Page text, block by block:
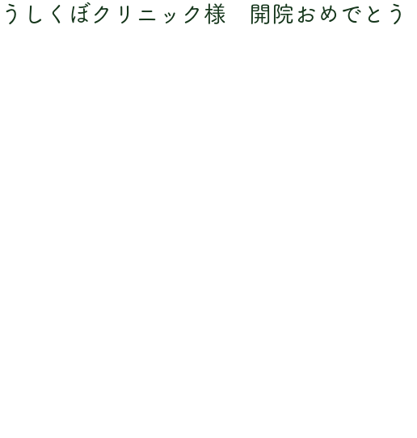
しくぼクリニック様 開院おめでとう